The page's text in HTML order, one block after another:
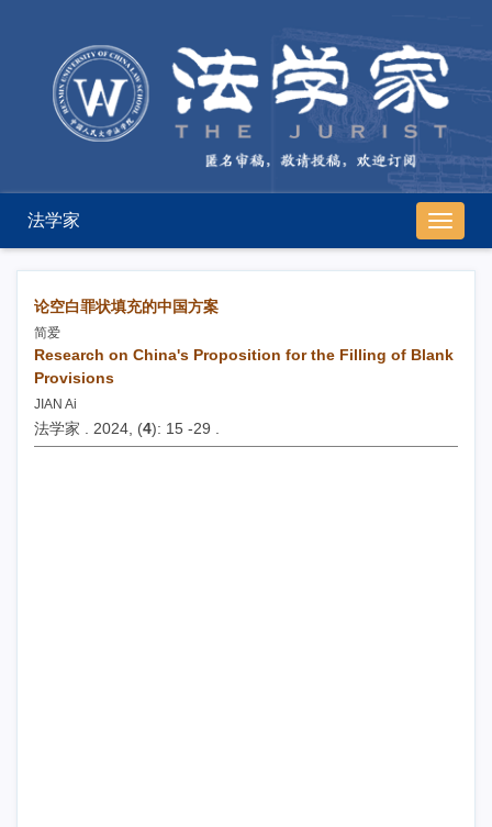
导
航
切
法学家
论空白罪状填充的中国方案
简爱
Research on China's Proposition for the Filling of Blank
Provisions
JIAN Ai
法学家 . 2024, (4): 15 -29 .